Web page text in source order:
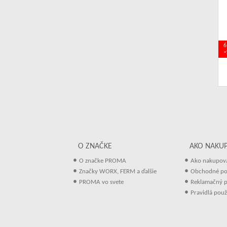
O ZNAČKE
• O značke PROMA
• Značky WORX, FERM a ďalšie
• PROMA vo svete
AKO
• Ako
• Obchodné
• Reklamačný
• Pravidlá